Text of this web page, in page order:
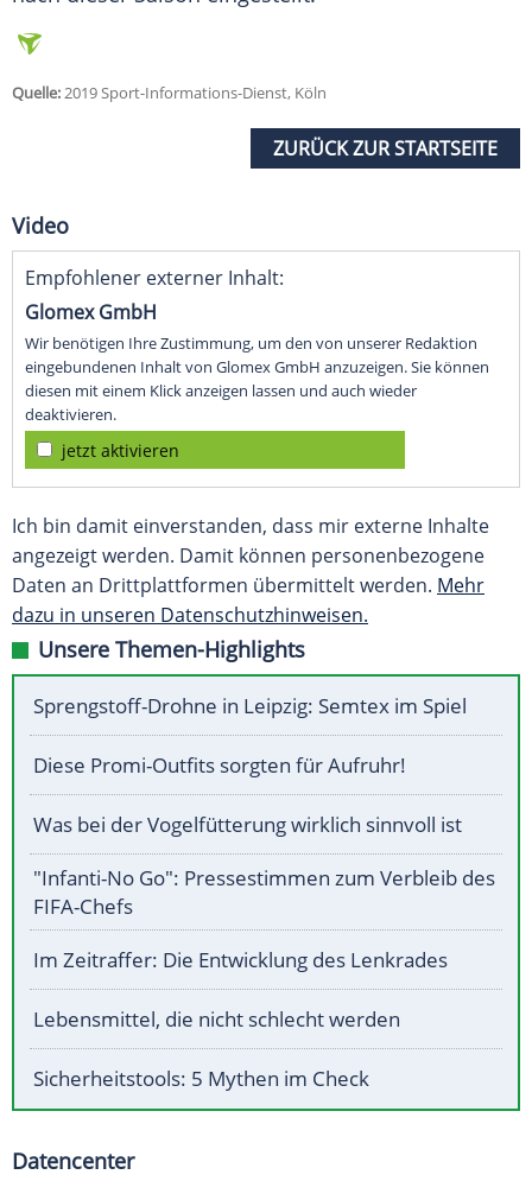
Quelle:2019 Sport-Informations-Dienst, Köln
ZURÜCK ZUR STARTSEITE
Video
Empfohlener externer Inhalt:
Glomex GmbH
Wir benötigen Ihre Zustimmung, um den von unserer Redaktion
eingebundenen Inhalt von Glomex GmbH anzuzeigen. Sie können
diesen mit einem Klick anzeigen lassen und auch wieder
deaktivieren.
jetzt aktivieren
Ich bin damit einverstanden, dass mir externe Inhalte
angezeigt werden. Damit können personenbezogene
Daten an Drittplattformen übermittelt werden. Mehr
dazu in unseren Datenschutzhinweisen.
Unsere Themen-Highlights
Sprengstoff-Drohne in Leipzig: Semtex im Spiel
Diese Promi-Outfits sorgten für Aufruhr!
Was bei der Vogelfütterung wirklich sinnvoll ist
"Infanti-No Go": Pressestimmen zum Verbleib des
FIFA-Chefs
Im Zeitraffer: Die Entwicklung des Lenkrades
Lebensmittel, die nicht schlecht werden
Sicherheitstools: 5 Mythen im Check
Datencenter